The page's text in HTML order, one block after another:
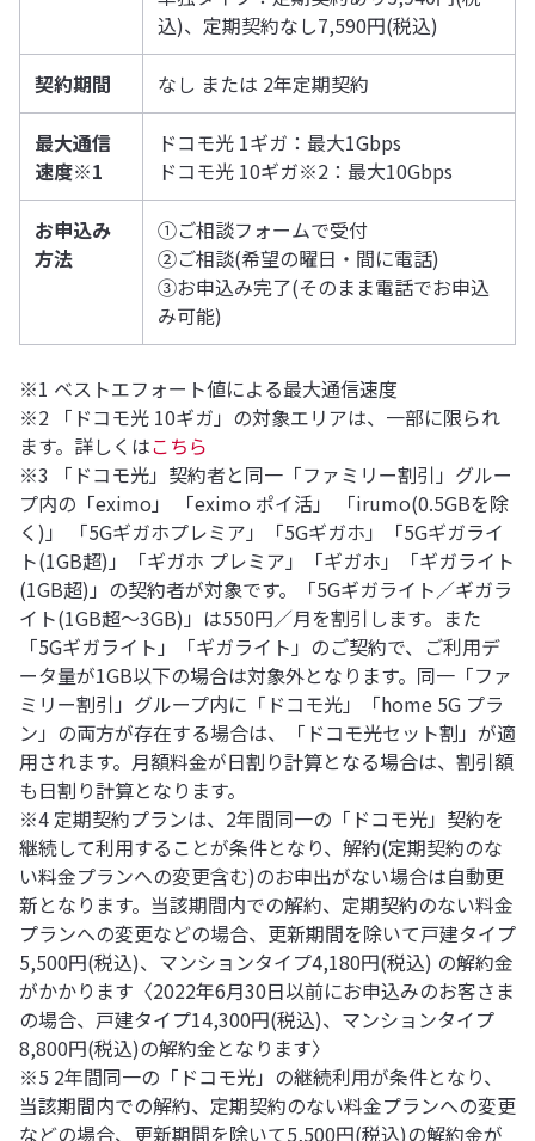
込)、定期契約なし7,590円(税込)
契約期間 なし または 2年定期契約
最大通信
速度※1
ドコモ光 1ギガ：最大1Gbps
ドコモ光 10ギガ※2：最大10Gbps
お申込み
方法
①ご相談フォームで受付
②ご相談(希望の曜日・間に電話)
③お申込み完了(そのまま電話でお申込
み可能)
※1 ベストエフォート値による最大通信速度
※2 「ドコモ光 10ギガ」の対象エリアは、一部に限られ
ます。詳しくはこちら
※3 「ドコモ光」契約者と同一「ファミリー割引」グルー
プ内の「eximo」 「eximo ポイ活」 「irumo(0.5GBを除
く)」 「5Gギガホプレミア」「5Gギガホ」「5Gギガライ
ト(1GB超)」「ギガホ プレミア」「ギガホ」「ギガライト
(1GB超)」の契約者が対象です。「5Gギガライト／ギガラ
イト(1GB超～3GB)」は550円／月を割引します。また
「5Gギガライト」「ギガライト」のご契約で、ご利用デ
ータ量が1GB以下の場合は対象外となります。同一「ファ
ミリー割引」グループ内に「ドコモ光」「home 5G プラ
ン」の両方が存在する場合は、「ドコモ光セット割」が適
用されます。月額料金が日割り計算となる場合は、割引額
も日割り計算となります。
※4 定期契約プランは、2年間同一の「ドコモ光」契約を
継続して利用することが条件となり、解約(定期契約のな
い料金プランへの変更含む)のお申出がない場合は自動更
新となります。当該期間内での解約、定期契約のない料金
プランへの変更などの場合、更新期間を除いて戸建タイプ
5,500円(税込)、マンションタイプ4,180円(税込) の解約金
がかかります〈2022年6月30日以前にお申込みのお客さま
の場合、戸建タイプ14,300円(税込)、マンションタイプ
8,800円(税込)の解約金となります〉
※5 2年間同一の「ドコモ光」の継続利用が条件となり、
当該期間内での解約、定期契約のない料金プランへの変更
などの場合、更新期間を除いて5,500円(税込)の解約金が